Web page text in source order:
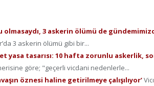
3 askerin ölümü de
3 askerin ölümü gibi bir...
yasa tasarısı: 10 hafta zorunlu askerlik,
göre; "geçerli vicdani nedenlerle...
öznesi haline getirilmeye çalışılıyor’